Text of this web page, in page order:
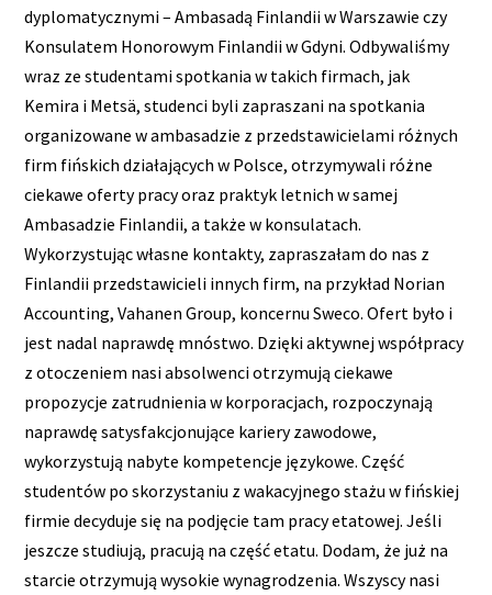
dyplomatycznymi – Ambasadą Finlandii w Warszawie czy
Konsulatem Honorowym Finlandii w Gdyni. Odbywaliśmy
wraz ze studentami spotkania w takich firmach, jak
Kemira i Metsä, studenci byli zapraszani na spotkania
organizowane w ambasadzie z przedstawicielami różnych
firm fińskich działających w Polsce, otrzymywali różne
ciekawe oferty pracy oraz praktyk letnich w samej
Ambasadzie Finlandii, a także w konsulatach.
Wykorzystując własne kontakty, zapraszałam do nas z
Finlandii przedstawicieli innych firm, na przykład Norian
Accounting, Vahanen Group, koncernu Sweco. Ofert było i
jest nadal naprawdę mnóstwo. Dzięki aktywnej współpracy
z otoczeniem nasi absolwenci otrzymują ciekawe
propozycje zatrudnienia w korporacjach, rozpoczynają
naprawdę satysfakcjonujące kariery zawodowe,
wykorzystują nabyte kompetencje językowe. Część
studentów po skorzystaniu z wakacyjnego stażu w fińskiej
firmie decyduje się na podjęcie tam pracy etatowej. Jeśli
jeszcze studiują, pracują na część etatu. Dodam, że już na
starcie otrzymują wysokie wynagrodzenia. Wszyscy nasi